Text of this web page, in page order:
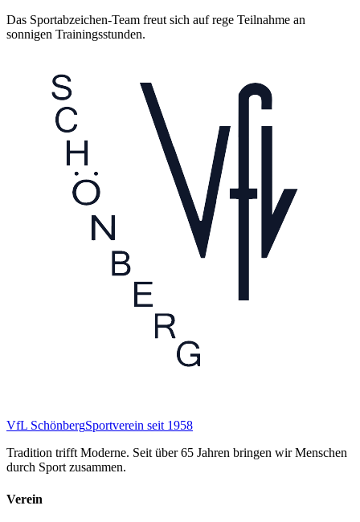
Das Sportabzeichen-Team freut sich auf rege Teilnahme an
sonnigen Trainingsstunden.
VfL SchönbergSportverein seit 1958
Tradition trifft Moderne. Seit über 65 Jahren bringen wir Menschen
durch Sport zusammen.
Verein